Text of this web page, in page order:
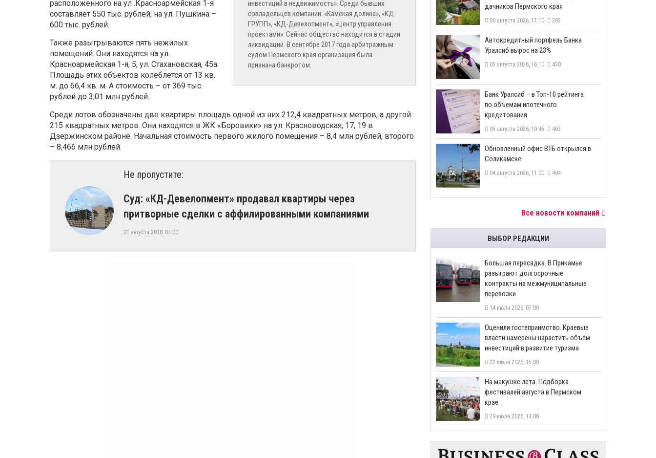
инвестиций в недвижимость». Среди бывших
совладельцев компании: «Камская долина», «КД
ГРУПП», «КД-Девелопмент», «Центр управления
проектами». Сейчас общество находится в стадии
ликвидации. В сентябре 2017 года арбитражным
судом Пермского края организация была
признана банкротом.
расположенного на ул .Красноармейская 1-я
составляет 550 тыс. рублей, на ул. Пушкина –
600 тыс. рублей.
Также разыгрываются пять нежилых
помещений. Они находятся на ул.
Красноармейская 1-я, 5, ул. Стахановская, 45а.
Площадь этих объектов колеблется от 13 кв.
м. до 66,4 кв. м. А стоимость – от 369 тыс.
рублей до 3,01 млн рублей.
Среди лотов обозначены две квартиры площадь одной из них 212,4 квадратных метров, а другой
215 квадратных метров. Они находятся в ЖК «Боровики» на ул. Красноводская, 17, 19 в
Дзержинском районе. Начальная стоимость первого жилого помещения – 8,4 млн рублей, второго
– 8,466 млн рублей.
Не пропустите:
Суд: «КД-Девелопмент» продавал квартиры через
притворные сделки с аффилированными компаниями
01 августа 2018, 07:00
дачников Пермского края
06 августа 2026, 17:10 265
​Автокредитный портфель Банка
Уралсиб вырос на 23%
05 августа 2026, 16:10 430
​Банк Уралсиб – в Топ-10 рейтинга
по объемам ипотечного
кредитования
05 августа 2026, 10:45 463
​Обновленный офис ВТБ открылся в
Соликамске
04 августа 2026, 11:00 494
Все новости компаний
ВЫБОР РЕДАКЦИИ
Большая пересадка. В Прикамье
разыграют долгосрочные
контракты на межмуниципальные
перевозки
14 июля 2026, 07:00
Оценили гостеприимство. Краевые
власти намерены нарастить объем
инвестиций в развитие туризма
22 июля 2026, 15:00
На макушке лета. Подборка
фестивалей августа в Пермском
крае
29 июля 2026, 14:00